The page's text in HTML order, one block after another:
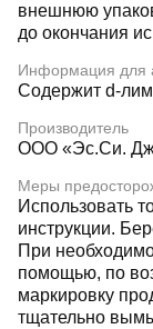
внешнюю
до окончания
Информация для
Содержит d-
Производитель
ООО «Эс.Си.
Меры
Использовать
инструкции.
При
помощью, по
маркировку
тщательно